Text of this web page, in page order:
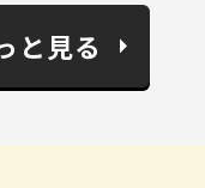
と見る